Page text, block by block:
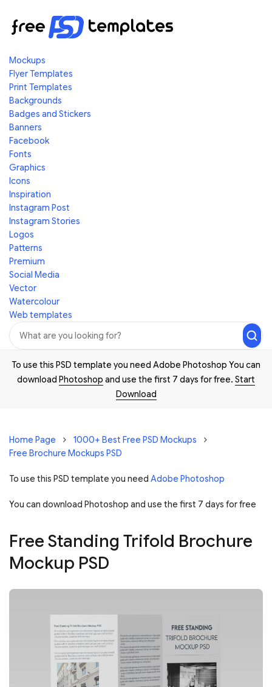
Mockups
Flyer Templates
Print Templates
Backgrounds
Badges and Stickers
Banners
Facebook
Fonts
Graphics
Icons
Inspiration
Instagram Post
Instagram Stories
Logos
Patterns
Premium
Social Media
Vector
Watercolour
Web templates
To use this PSD template you need Adobe Photoshop You can
download Photoshop and use the first 7 days for free. Start
Download
Home Page
1000+ Best Free PSD Mockups
Free Brochure Mockups PSD
To use this PSD template you need Adobe Photoshop
You can download Photoshop and use the first 7 days for free
Free Standing Trifold Brochure
Mockup PSD